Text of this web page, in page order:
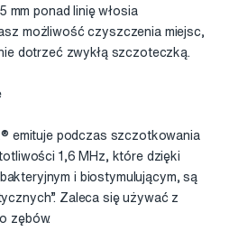
mm ponad linię włosia
możliwość czyszczenia miejsc,
dotrzeć zwykłą szczoteczką.
emituje podczas szczotkowania
1,6 MHz, które dzięki
i biostymulującym, są
Zaleca się używać z
zębów.